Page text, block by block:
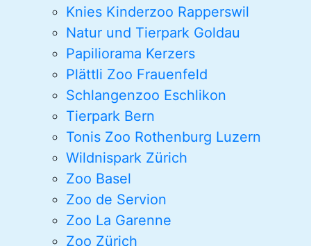
Knies Kinderzoo Rapperswil
Natur und Tierpark Goldau
Papiliorama Kerzers
Plättli Zoo Frauenfeld
Schlangenzoo Eschlikon
Tierpark Bern
Tonis Zoo Rothenburg Luzern
Wildnispark Zürich
Zoo Basel
Zoo de Servion
Zoo La Garenne
Zoo Zürich